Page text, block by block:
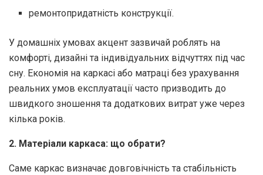
ремонтопридатність конструкції.
У домашніх умовах акцент зазвичай роблять на
комфорті, дизайні та індивідуальних відчуттях під час
сну. Економія на каркасі або матраці без урахування
реальних умов експлуатації часто призводить до
швидкого зношення та додаткових витрат уже через
кілька років.
2. Матеріали каркаса: що обрати?
Саме каркас визначає довговічність та стабільність